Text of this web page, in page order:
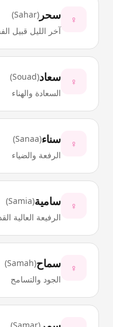
♀ سحر (
Sahar
)
آخر الليل قبيل
♀ سعاد(
Souad
)
السعادة والهناء
♀ سناء(
Sanaa
)
الرفعة والضياء
♀ سامية(
Samia
)
الرفيعة العالية
♀ سماح(
Samah
)
الجود والتسامح